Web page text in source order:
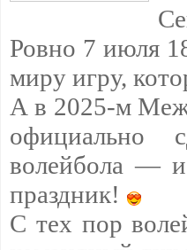
Ровно 7 июля
миру игру,
А в 2025-м
официально
волейбола —
праздник!
С тех пор